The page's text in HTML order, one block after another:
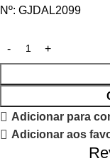
Nº: GJDAL2099
Adicionar para
Adicionar aos